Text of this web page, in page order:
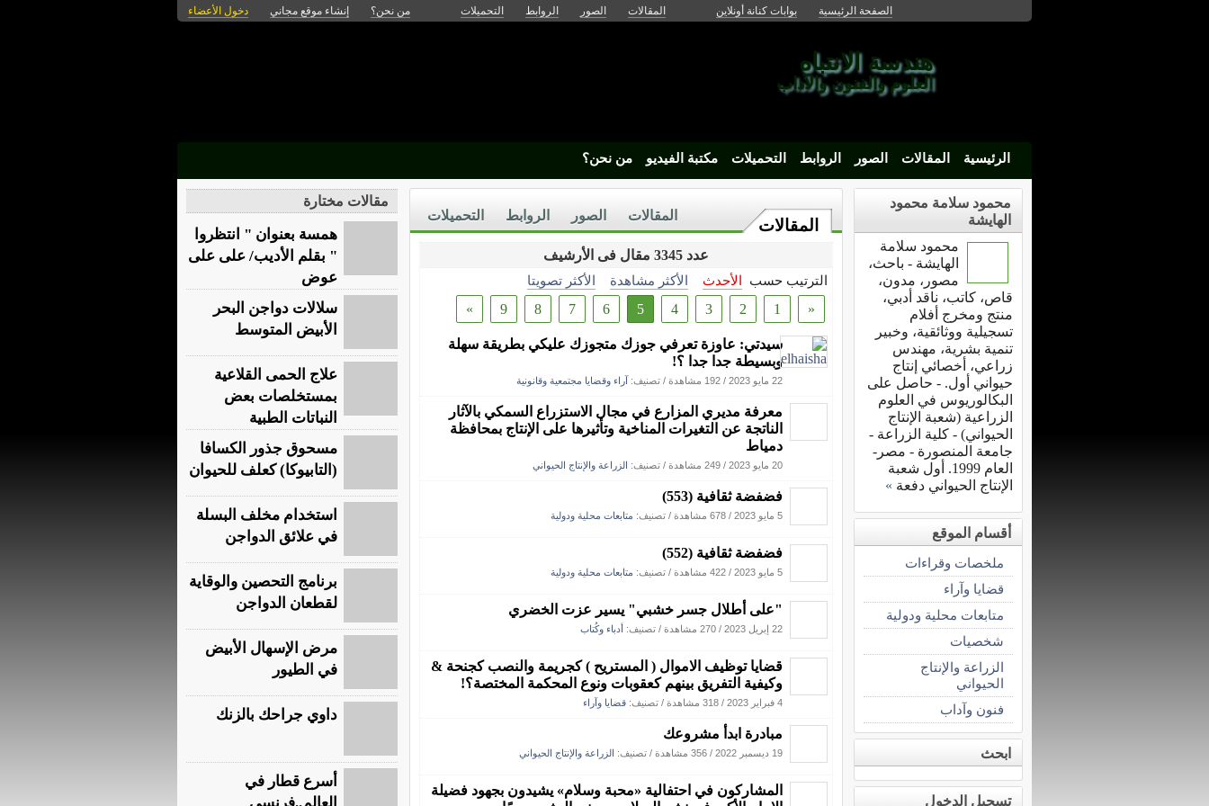
الصفحة الرئيسية بوابات كنانة أونلاين المقالات الصور الروابط التحميلات من نحن؟ إنشاء موقع مجاني دخول الأعضاء
هندسة الانتباه
العلوم والفنون والآداب
الرئيسية المقالات الصور الروابط التحميلات مكتبة الفيديو من نحن؟
المقالات
التحميلات الروابط الصور المقالات
عدد 3345 مقال فى الأرشيف
الترتيب حسب الأحدث الأكثر مشاهدة
الأكثر تصويتا
«
1
2
3
4
5
6
7
8
9
»
سيدتي: عاوزة تعرفي جوزك متجوزك عليكي بطريقة سهلة
وبسيطة جدا جدا ؟!
22 مايو 2023 / 192 مشاهدة / تصنيف: آراء وقضايا مجتمعية وقانونية
معرفة مديري المزارع في مجال الاستزراع السمكي بالآثار
الناتجة عن التغيرات المناخية وتأثيرها على الإنتاج بمحافظة
دمياط
20 مايو 2023 / 249 مشاهدة / تصنيف: الزراعة والإنتاج الحيواني
فضفضة ثقافية (553)
5 مايو 2023 / 678 مشاهدة / تصنيف: متابعات محلية ودولية
فضفضة ثقافية (552)
5 مايو 2023 / 422 مشاهدة / تصنيف: متابعات محلية ودولية
"على أطلال جسر خشبي" يسير عزت الخضري
22 إبريل 2023 / 270 مشاهدة / تصنيف: أدباء وكُتاب
قضايا توظيف الاموال ( المستريح ) كجريمة والنصب كجنحة &
وكيفية التفريق بينهم كعقوبات ونوع المحكمة المختصة؟!
4 فبراير 2023 / 318 مشاهدة / تصنيف: قضايا وآراء
مبادرة ابدأ مشروعك
19 ديسمبر 2022 / 356 مشاهدة / تصنيف: الزراعة والإنتاج الحيواني
المشاركون في احتفالية «محبة وسلام» يشيدون بجهود فضيلة
محمود سلامة محمود
الهايشة
محمود سلامة
الهايشة - باحث،
مصور، مدون،
قاص، كاتب، ناقد أدبي،
منتج ومخرج أفلام
تسجيلية ووثائقية، وخبير
تنمية بشرية، مهندس
زراعي، أخصائي إنتاج
حيواني أول. - حاصل على
البكالوريوس في العلوم
الزراعية (شعبة الإنتاج
الحيواني) - كلية الزراعة -
جامعة المنصورة - مصر-
العام 1999. أول شعبة
الإنتاج الحيواني دفعة »
أقسام الموقع
ملخصات وقراءات
قضايا وآراء
متابعات محلية ودولية
شخصيات
الزراعة والإنتاج
الحيواني
فنون وآداب
ابحث
تسجيل الدخول
مقالات مختارة
همسة بعنوان " انتظروا
" بقلم الأديب/ على على
عوض
سلالات دواجن البحر
الأبيض المتوسط
علاج الحمى القلاعية
بمستخلصات بعض
النباتات الطبية
مسحوق جذور الكسافا
(التابيوكا) كعلف للحيوان
استخدام مخلف البسلة
في علائق الدواجن
برنامج التحصين والوقاية
لقطعان الدواجن
مرض الإسهال الأبيض
في الطيور
داوي جراحك بالزنك
أسرع قطار في